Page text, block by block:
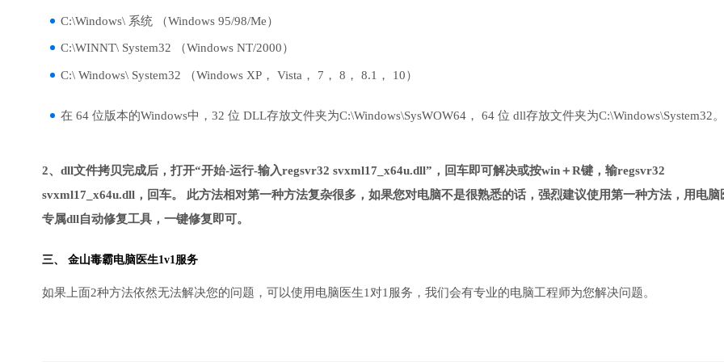
C:\Windows\ 系统 （Windows 95/98/Me）
C:\WINNT\ System32 （Windows NT/2000）
C:\ Windows\ System32 （Windows XP， Vista， 7， 8， 8.1， 10）
在 64 位版本的Windows中，32 位 DLL存放文件夹为C:\Windows\SysWOW64， 64 位 dll存放文件夹为C:\Windows\System32。
2、dll文件拷贝完成后，打开“开始-运行-输入regsvr32 svxml17_x64u.dll”，回车即可解决或按win＋R键，输regsvr32
svxml17_x64u.dll，回车。 此方法相对第一种方法复杂很多，如果您对电脑不是很熟悉的话，强烈建议使用第一种方法，用电脑
专属dll自动修复工具，一键修复即可。
三、 金山毒霸电脑医生1v1服务
如果上面2种方法依然无法解决您的问题，可以使用电脑医生1对1服务，我们会有专业的电脑工程师为您解决问题。